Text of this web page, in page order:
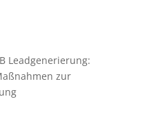
Leadgenerierung:
zur